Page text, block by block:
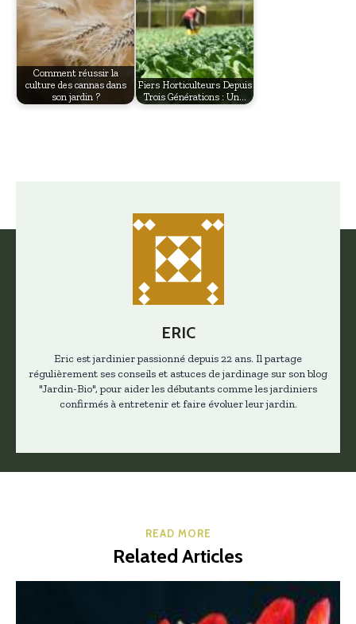
Comment réussir la
culture des cannas dans
son jardin ?
Fiers Horticulteurs Depuis
Trois Générations : Un…
ERIC
Eric est jardinier passionné depuis 22 ans. Il partage
régulièrement ses conseils et astuces de jardinage sur son blog
"Jardin-Bio", pour aider les débutants comme les jardiniers
confirmés à entretenir et faire évoluer leur jardin.
READ MORE
Related Articles